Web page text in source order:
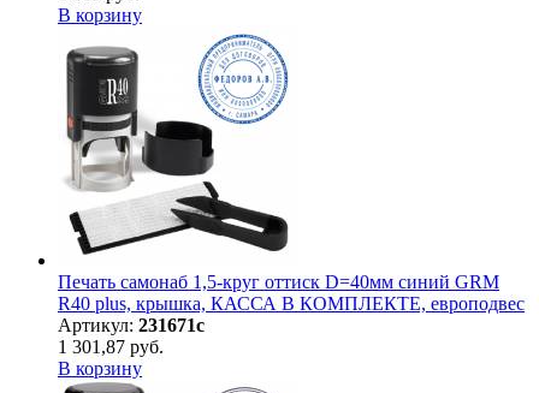
В корзину
Печать самонаб 1,5-круг оттиск D=40мм синий GRM
R40 plus, крышка, КАССА В КОМПЛЕКТЕ, европодвес
Артикул: 231671с
1 301,87 руб.
В корзину